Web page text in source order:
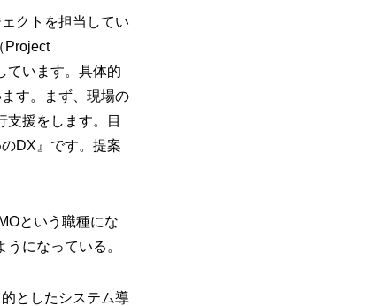
クトを担当してい
Project
ています。具体的
す。まず、現場の
援をします。目
DX』です。提案
という職種にな
になっている。
としたシステム導